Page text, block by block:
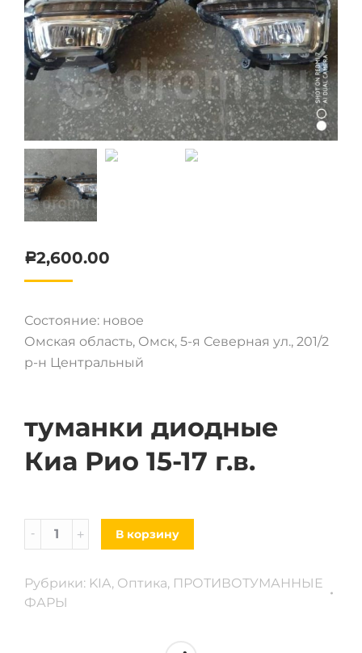
Р2,600.00
Состояние: новое
Омская область, Омск, 5-я Северная ул., 201/2
р-н Центральный
туманки диодные
Киа Рио 15-17 г.в.
Туманки
диодные
Rio
15-
В корзину
Рубрики: KIA, Оптика, ПРОТИВОТУМАННЫЕ
ФАРЫ